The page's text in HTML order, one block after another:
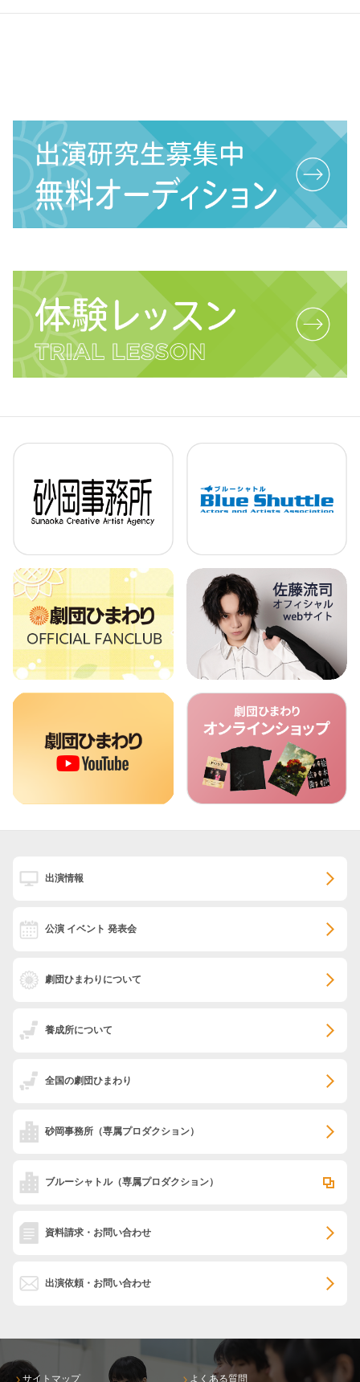
出演情報
公演 イベント 発表会
劇団ひまわりについて
養成所について
全国の劇団ひまわり
砂岡事務所 （専属プロダクション）
ブルーシャトル（専属プロダクション）
資料請求・お問い合わせ
出演依頼・お問い合わせ
サイトマップ よくある質問